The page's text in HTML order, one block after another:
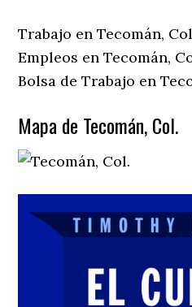
Trabajo en Tecomán,
Empleos en Tecomán,
Bolsa de Trabajo en
Mapa de Tecomán, Col.